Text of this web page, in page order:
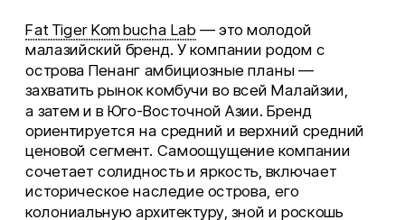
Fat Tiger Kombucha Lab — это молодой
малазийский бренд. У компании родом с
острова Пенанг амбициозные планы —
захватить рынок комбучи во всей Малайзии,
а затем и в Юго-Восточной Азии. Бренд
ориентируется на средний и верхний средний
ценовой сегмент. Самоощущение компании
сочетает солидность и яркость, включает
историческое наследие острова, его
колониальную архитектуру, зной и роскошь